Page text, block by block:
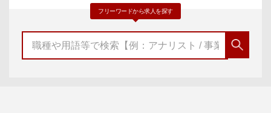
フリーワードから求人を探す